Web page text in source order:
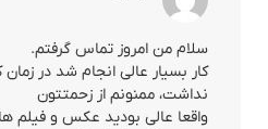
سلام من امروز تماس گرفتم.
کار بسیار عالی انجام شد در زمان
نداشت، ممنونم از زحمتتون
واقعا عالی بودید عکس و فیلم